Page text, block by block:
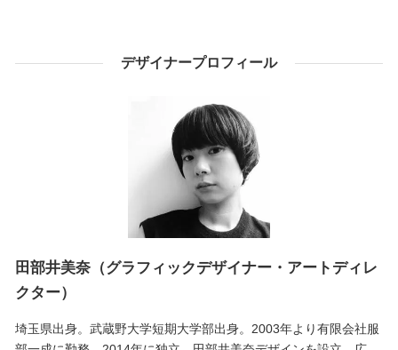
デザイナープロフィール
田部井美奈（グラフィックデザイナー・アートディレ
クター）
埼玉県出身。武蔵野大学短期大学部出身。2003年より有限会社服